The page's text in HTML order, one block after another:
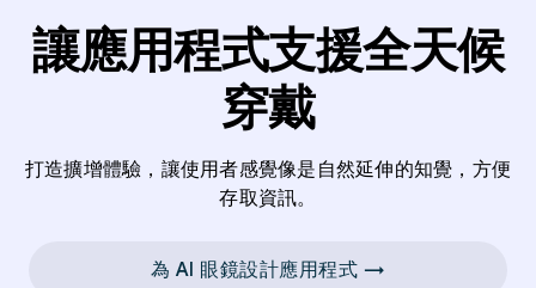
讓應用程式支援全天候
穿戴
打造擴增體驗，讓使用者感覺像是自然延伸的知覺，方便
存取資訊。
為 AI 眼鏡設計應用程式 →